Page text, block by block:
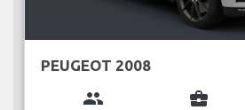
PEUGEOT 2008
group business_center